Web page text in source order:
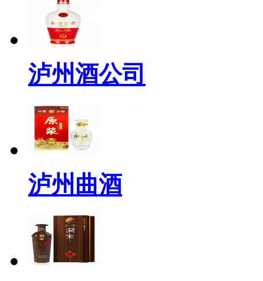
泸州酒公司
泸州曲酒